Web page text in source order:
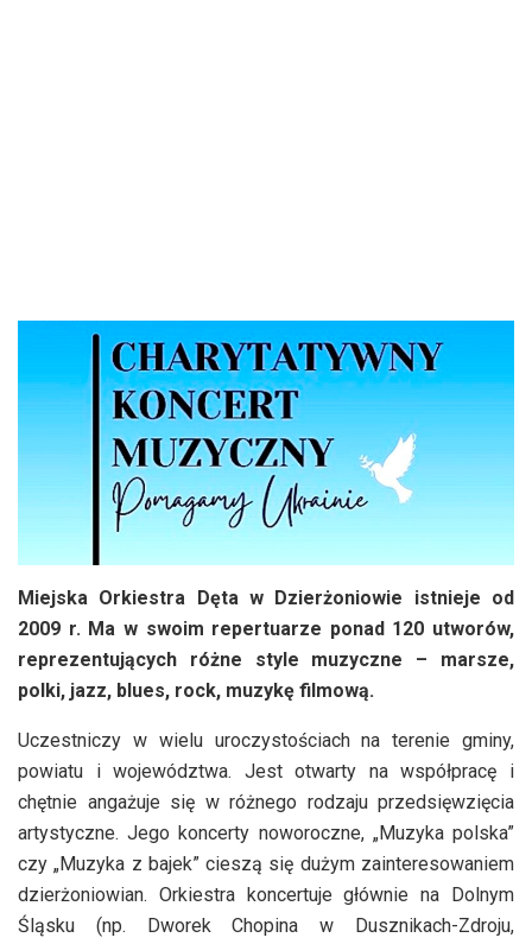
Miejska Orkiestra Dęta w Dzierżoniowie istnieje od
2009 r. Ma w swoim repertuarze ponad 120 utworów,
reprezentujących różne style muzyczne – marsze,
polki, jazz, blues, rock, muzykę filmową.
Uczestniczy w wielu uroczystościach na terenie gminy,
powiatu i województwa. Jest otwarty na współpracę i
chętnie angażuje się w różnego rodzaju przedsięwzięcia
artystyczne. Jego koncerty noworoczne, „Muzyka polska”
czy „Muzyka z bajek” cieszą się dużym zainteresowaniem
dzierżoniowian. Orkiestra koncertuje głównie na Dolnym
Śląsku (np. Dworek Chopina w Dusznikach-Zdroju,